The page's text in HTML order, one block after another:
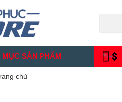
MỤC SẢN PHẨM
chủ